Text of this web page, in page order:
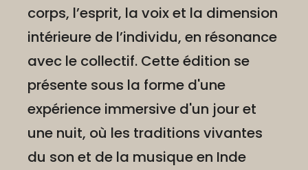
corps, l’esprit, la voix et la dimension
intérieure de l’individu, en résonance
avec le collectif. Cette édition se
présente sous la forme d'une
expérience immersive d'un jour et
une nuit, où les traditions vivantes
du son et de la musique en Inde